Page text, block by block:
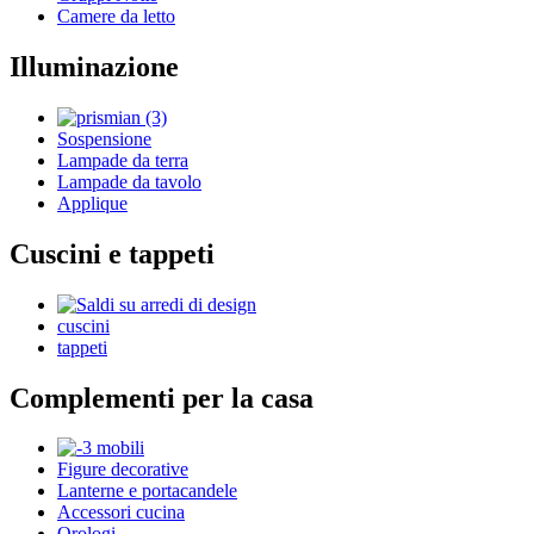
Camere da letto
Illuminazione
Sospensione
Lampade da terra
Lampade da tavolo
Applique
Cuscini e tappeti
cuscini
tappeti
Complementi per la casa
Figure decorative
Lanterne e portacandele
Accessori cucina